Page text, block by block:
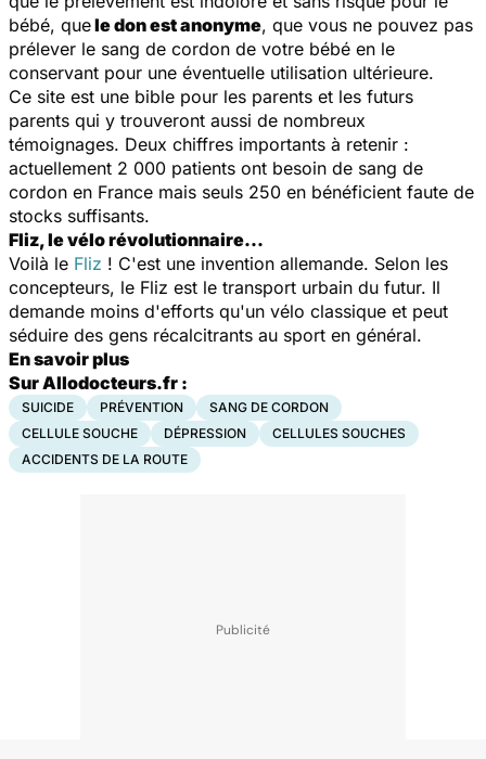
bébé, quele don est anonyme, que vous ne pouvez pas
prélever le sang de cordon de votre bébé en le
conservant pour une éventuelle utilisation ultérieure.
Ce site est une bible pour les parents et les futurs
parents qui y trouveront aussi de nombreux
témoignages. Deux chiffres importants à retenir :
actuellement 2 000 patients ont besoin de sang de
cordon en France mais seuls 250 en bénéficient faute de
stocks suffisants.
Fliz, le vélo révolutionnaire...
Voilà le Fliz ! C'est une invention allemande. Selon les
concepteurs, le Fliz est le transport urbain du futur. Il
demande moins d'efforts qu'un vélo classique et peut
séduire des gens récalcitrants au sport en général.
En savoir plus
Sur Allodocteurs.fr :
SUICIDE PRÉVENTION
SANG DE CORDON
CELLULE SOUCHE
DÉPRESSION
CELLULES SOUCHES
ACCIDENTS DE LA ROUTE